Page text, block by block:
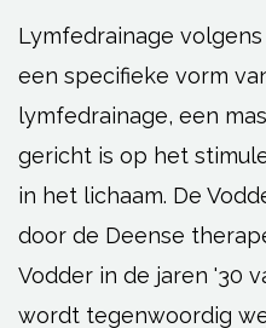
Lymfedrainage volgens
een specifieke vorm
lymfedrainage, een
gericht is op het
in het lichaam. De
door de Deense
Vodder in de jaren '30
wordt tegenwoordig